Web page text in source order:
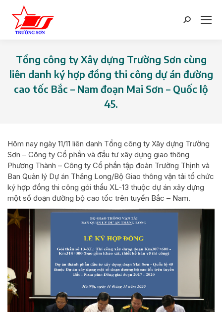
Search:
Tổng công ty Xây dựng Trường Sơn cùng
liên danh ký hợp đồng thi công dự án đường
cao tốc Bắc – Nam đoạn Mai Sơn – Quốc lộ
45.
Hôm nay ngày 11/11 liên danh Tổng công ty Xây dựng Trường
Sơn – Công ty Cổ phần và đầu tư xây dựng giao thông
Phương Thành – Công ty Cổ phần tập đoàn Trường Thịnh và
Ban Quản lý Dự án Thăng Long/Bộ Giao thông vận tải tổ chức
ký hợp đồng thi công gói thầu XL-13 thuộc dự án xây dựng
một số đoạn đường bộ cao tốc trên tuyến Bắc – Nam.